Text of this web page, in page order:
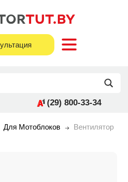
(29) 800-33-34
Для Мотоблоков
Вентилятор